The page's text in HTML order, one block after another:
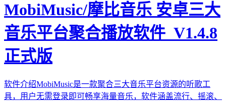
MobiMusic/摩比音乐 安卓三大
音乐平台聚合播放软件_V1.4.8
正式版
软件介绍MobiMusic是一款聚合三大音乐平台资源的听歌工
具，用户无需登录即可畅享海量音乐，软件涵盖流行、摇滚、